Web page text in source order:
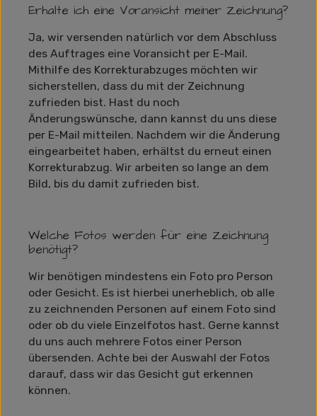
Erhalte ich eine Voransicht meiner Zeichnung?
Ja, wir versenden natürlich vor dem Abschluss
des Auftrages eine Voransicht per E-Mail.
Mithilfe des Korrekturabzuges möchten wir
sicherstellen, dass du mit der Zeichnung
zufrieden bist. Hast du noch
Änderungswünsche, dann kannst du uns diese
per E-Mail mitteilen. Nachdem wir die Änderung
eingearbeitet haben, erhältst du erneut einen
Korrekturabzug. Wir arbeiten so lange an dem
Bild, bis du damit zufrieden bist.
Welche Fotos werden für eine Zeichnung
benötigt?
Wir benötigen mindestens ein Foto pro Person
oder Gesicht. Es ist hierbei unerheblich, ob alle
zu zeichnenden Personen auf einem Foto sind
oder ob du viele Einzelfotos hast. Gerne kannst
du uns auch mehrere Fotos einer Person
übersenden. Achte bei der Auswahl der Fotos
darauf, dass wir das Gesicht gut erkennen
können.